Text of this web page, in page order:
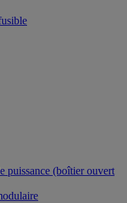
puissance (boîtier ouvert